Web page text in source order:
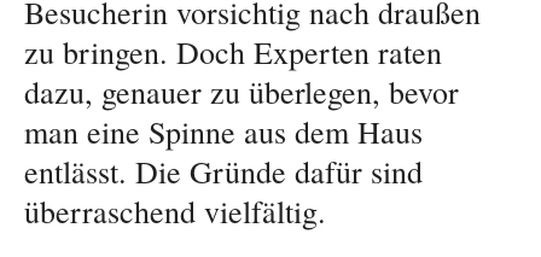
Besucherin vorsichtig nach draußen
zu bringen. Doch Experten raten
dazu, genauer zu überlegen, bevor
man eine Spinne aus dem Haus
entlässt. Die Gründe dafür sind
überraschend vielfältig.